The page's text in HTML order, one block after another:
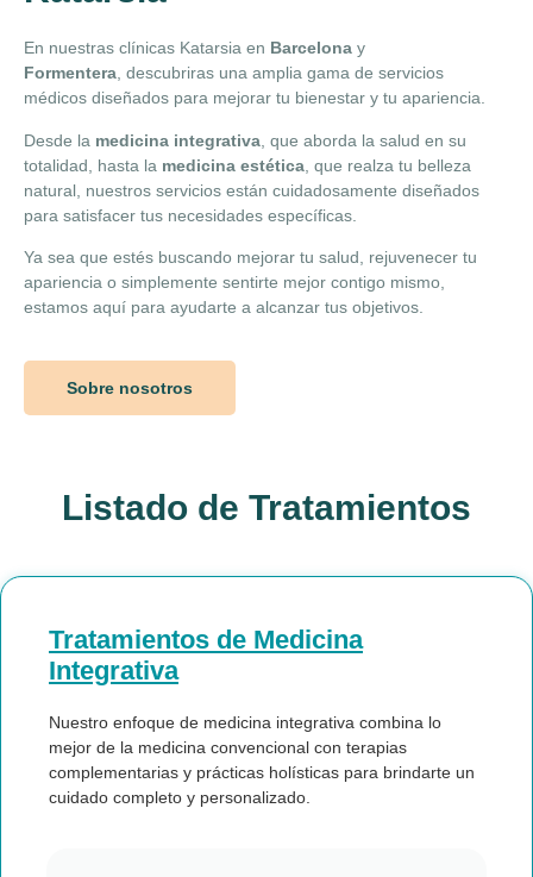
En nuestras clínicas Katarsia en Barcelona y
Formentera, descubriras una amplia gama de servicios
médicos diseñados para mejorar tu bienestar y tu apariencia.
Desde la medicina integrativa , que aborda la salud en su
totalidad, hasta la medicina estética , que realza tu belleza
natural, nuestros servicios están cuidadosamente diseñados
para satisfacer tus necesidades específicas.
Ya sea que estés buscando mejorar tu salud, rejuvenecer tu
apariencia o simplemente sentirte mejor contigo mismo,
estamos aquí para ayudarte a alcanzar tus objetivos.
Sobre nosotros
Listado de Tratamientos
Tratamientos de Medicina
Integrativa
Nuestro enfoque de medicina integrativa combina lo
mejor de la medicina convencional con terapias
complementarias y prácticas holísticas para brindarte un
cuidado completo y personalizado.